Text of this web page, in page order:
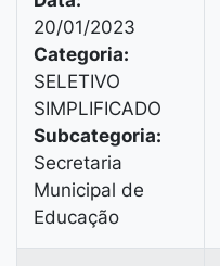
20/01/2023
Categoria:
SELETIVO
SIMPLIFICADO
Subcategoria:
Secretaria
Municipal de
Educação